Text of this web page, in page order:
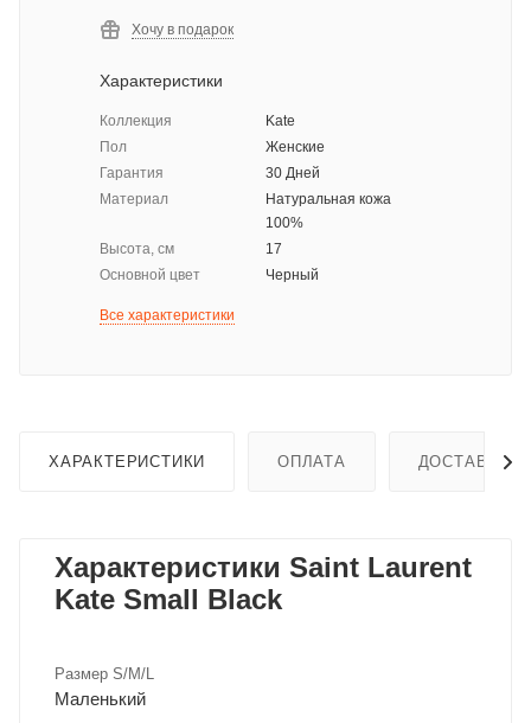
Хочу в подарок
Характеристики
Коллекция
Kate
Пол
Женские
Гарантия
30 Дней
Материал
Натуральная кожа
100%
Высота, см
17
Основной цвет
Черный
Все характеристики
ХАРАКТЕРИСТИКИ ОПЛАТА ДОСТАВКА
Характеристики Saint Laurent
Kate Small Black
Размер S/M/L
Маленький